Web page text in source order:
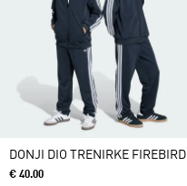
DONJI DIO TRENIRKE FIREBIRD
€ 40.00